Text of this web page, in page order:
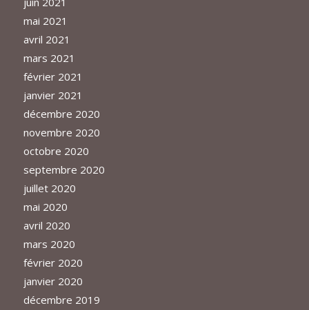
mai 2021
avril 2021
mars 2021
février 2021
janvier 2021
décembre 2020
novembre 2020
octobre 2020
septembre 2020
juillet 2020
mai 2020
avril 2020
mars 2020
février 2020
janvier 2020
décembre 2019